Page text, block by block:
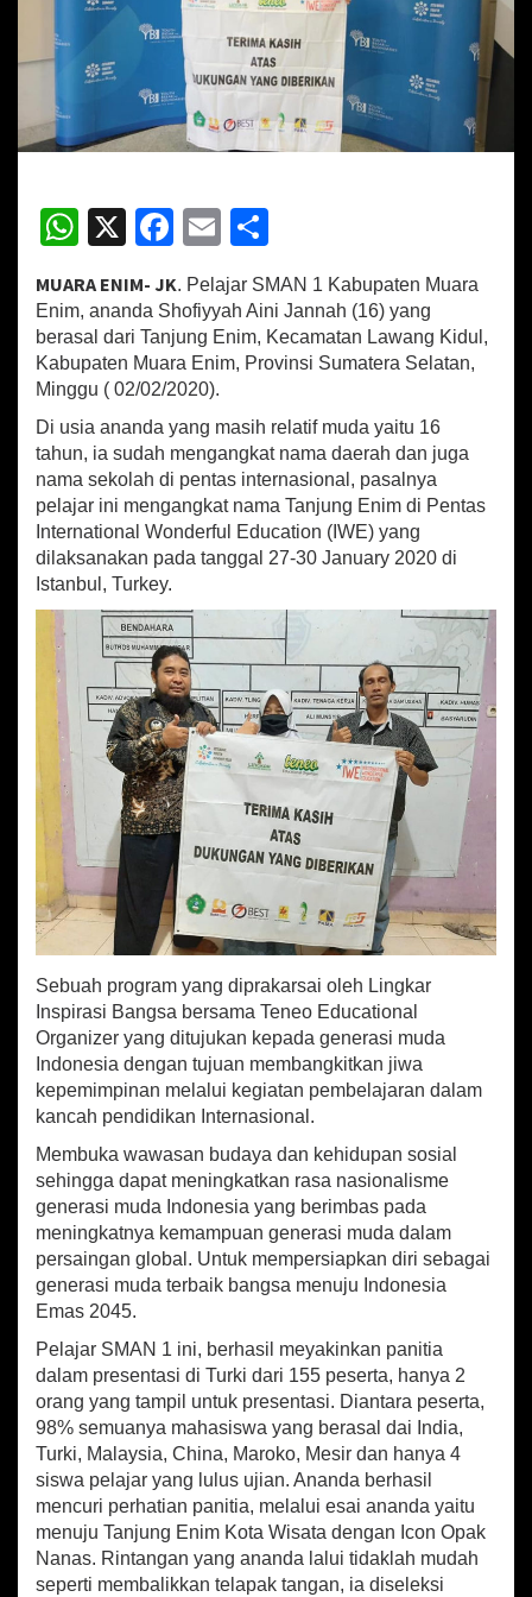
e
j
a
B
p
r
s
t
a
s
i
d
K
a
n
c
a
h
I
t
e
r
n
a
s
i
o
n
a
W
at
sA
p
p
X
Fa
ce
b
o
o
k
E
m
ai
l
h
ar
e
MUARA ENIM- JK. Pelajar SMAN 1 Kabupaten Muara
Enim, ananda Shofiyyah Aini Jannah (16) yang
berasal dari Tanjung Enim, Kecamatan Lawang Kidul,
Kabupaten Muara Enim, Provinsi Sumatera Selatan,
Minggu ( 02/02/2020).
Di usia ananda yang masih relatif muda yaitu 16
tahun, ia sudah mengangkat nama daerah dan juga
nama sekolah di pentas internasional, pasalnya
pelajar ini mengangkat nama Tanjung Enim di Pentas
International Wonderful Education (IWE) yang
dilaksanakan pada tanggal 27-30 January 2020 di
Istanbul, Turkey.
Sebuah program yang diprakarsai oleh Lingkar
Inspirasi Bangsa bersama Teneo Educational
Organizer yang ditujukan kepada generasi muda
Indonesia dengan tujuan membangkitkan jiwa
kepemimpinan melalui kegiatan pembelajaran dalam
kancah pendidikan Internasional.
Membuka wawasan budaya dan kehidupan sosial
sehingga dapat meningkatkan rasa nasionalisme
generasi muda Indonesia yang berimbas pada
meningkatnya kemampuan generasi muda dalam
persaingan global. Untuk mempersiapkan diri sebagai
generasi muda terbaik bangsa menuju Indonesia
Emas 2045.
Pelajar SMAN 1 ini, berhasil meyakinkan panitia
dalam presentasi di Turki dari 155 peserta, hanya 2
orang yang tampil untuk presentasi. Diantara peserta,
98% semuanya mahasiswa yang berasal dai India,
Turki, Malaysia, China, Maroko, Mesir dan hanya 4
siswa pelajar yang lulus ujian. Ananda berhasil
mencuri perhatian panitia, melalui esai ananda yaitu
menuju Tanjung Enim Kota Wisata dengan Icon Opak
Nanas. Rintangan yang ananda lalui tidaklah mudah
seperti membalikkan telapak tangan, ia diseleksi